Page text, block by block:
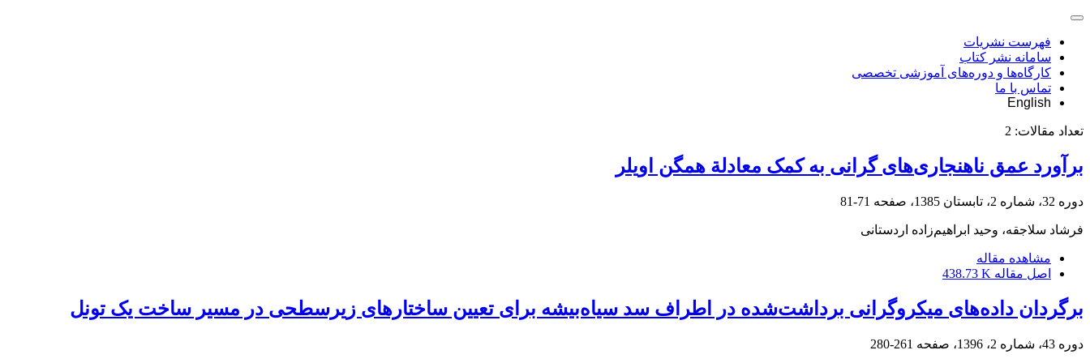
فهرست نشریات
سامانه نشر کتاب
کارگاه‌ها و دوره‌های آموزشی تخصصی
تماس با ما
English
تعداد مقالات: 2
برآورد عمق ناهنجاری‌های گرانی به کمک معادلة همگن اویلر
دوره 32، شماره 2، تابستان 1385، صفحه 71-81
فرشاد سلاجقه، وحید ابراهیم‌زاده اردستانی
مشاهده مقاله
اصل مقاله 438.73 K
برگردان داده‌های میکروگرانی برداشت‌شده در اطراف سد سیاه‌بیشه برای تعیین ساختارهای زیرسطحی در مسیر ساخت یک تونل
دوره 43، شماره 2، 1396، صفحه 261-280